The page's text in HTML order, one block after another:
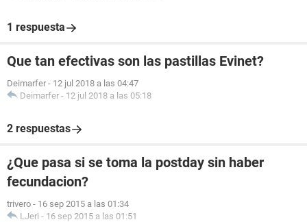
1 respuesta
Que tan efectivas son las pastillas Evinet?
Deimarfer - 12 jul 2018 a las 04:47
Deimarfer - 12 jul 2018 a las 05:18
2 respuestas
¿Que pasa si se toma la postday sin haber
fecundacion?
trivero - 16 sep 2015 a las 01:34
LJeri - 16 sep 2015 a las 01:51